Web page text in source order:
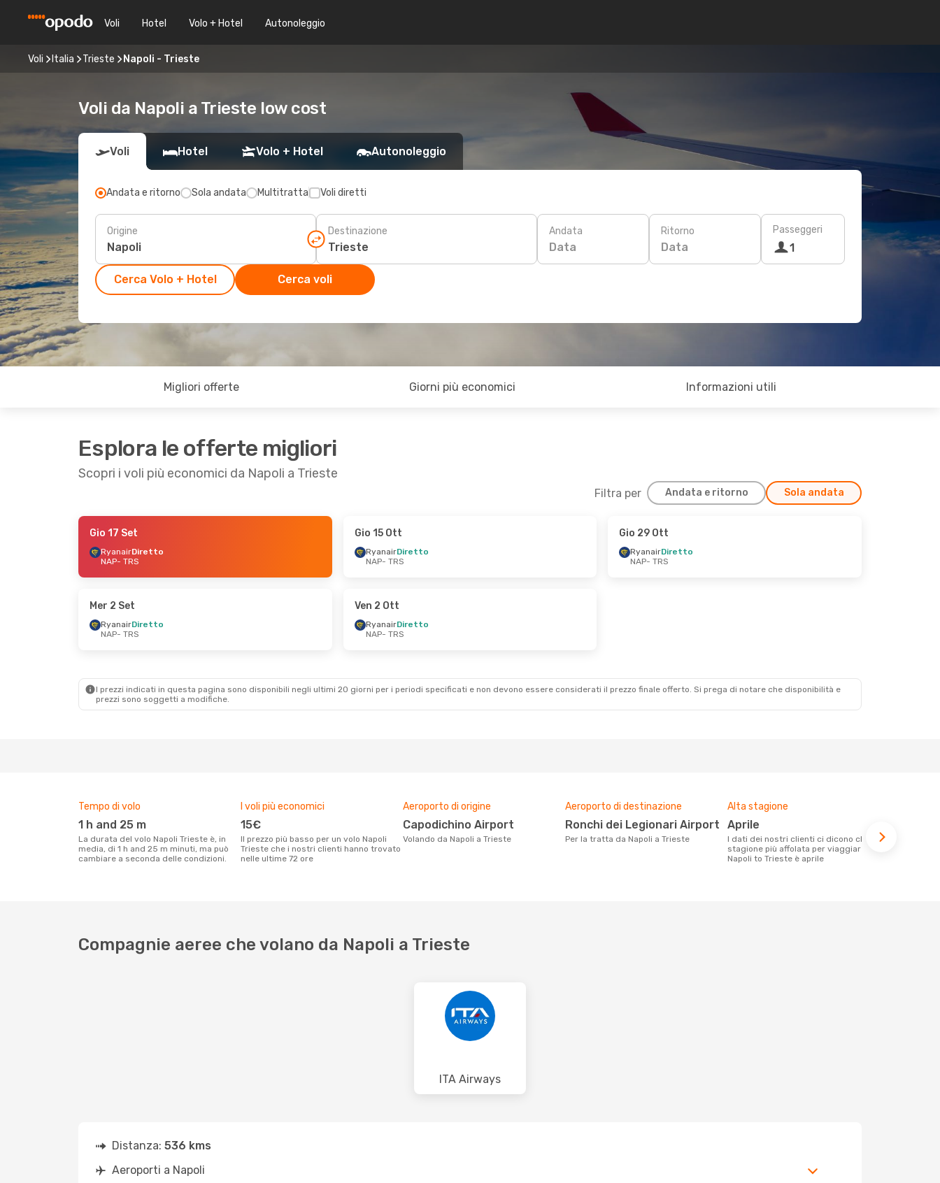
Voli Hotel Volo + Hotel Autonoleggio
Voli Italia Trieste Napoli - Trieste
Voli da Napoli a Trieste low cost
Voli Hotel Volo + Hotel Autonoleggio
Andata e ritorno Sola andata Multitratta Voli diretti
Origine Destinazione Andata
Data
Ritorno
Data
Passeggeri
1
Cerca Volo + Hotel Cerca voli
Migliori offerte Giorni più economici Informazioni utili
Esplora le offerte migliori
Scopri i voli più economici da Napoli a Trieste
Filtra per Andata e ritorno Sola andata
- Dom 4 Ott
- Mer 16 Set
TRS
- NAP
TRS
- NAP
Gio 17 Set
RyanairDiretto
NAP- TRS
Gio 15 Ott
RyanairDiretto
NAP- TRS
Gio 29 Ott
RyanairDiretto
NAP- TRS
Mer 2 Set
RyanairDiretto
NAP- TRS
Ven 2 Ott
RyanairDiretto
NAP- TRS
I prezzi indicati in questa pagina sono disponibili negli ultimi 20 giorni per i periodi specificati e non devono essere considerati il ​​prezzo finale offerto. Si prega di notare che disponibilità e
prezzi sono soggetti a modifiche.
Tempo di volo
1 h and 25 m
La durata del volo Napoli Trieste è, in
media, di 1 h and 25 m minuti, ma può
cambiare a seconda delle condizioni.
I voli più economici
15€
Il prezzo più basso per un volo Napoli
Trieste che i nostri clienti hanno trovato
nelle ultime 72 ore
Aeroporto di origine
Capodichino Airport
Volando da Napoli a Trieste
Aeroporto di destinazione
Ronchi dei Legionari Airport
Per la tratta da Napoli a Trieste
Alta stagione
aprile
I dati dei nostri clienti ci dicono che la
stagione più affolata per viaggiare da
Napoli to Trieste è aprile
Compagnie aeree che volano da Napoli a Trieste
ITA Airways
Distanza: 536 kms
Aeroporti a Napoli